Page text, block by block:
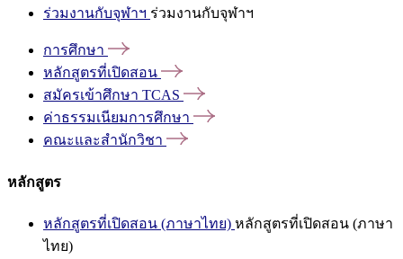
ร่วมงานกับจุฬาฯ ร่วมงานกับจุฬาฯ
การศึกษา
หลักสูตรที่เปิดสอน
สมัครเข้าศึกษา TCAS
ค่าธรรมเนียมการศึกษา
คณะและสำนักวิชา
หลักสูตร
หลักสูตรที่เปิดสอน (ภาษาไทย) หลักสูตรที่เปิดสอน (ภาษา
ไทย)